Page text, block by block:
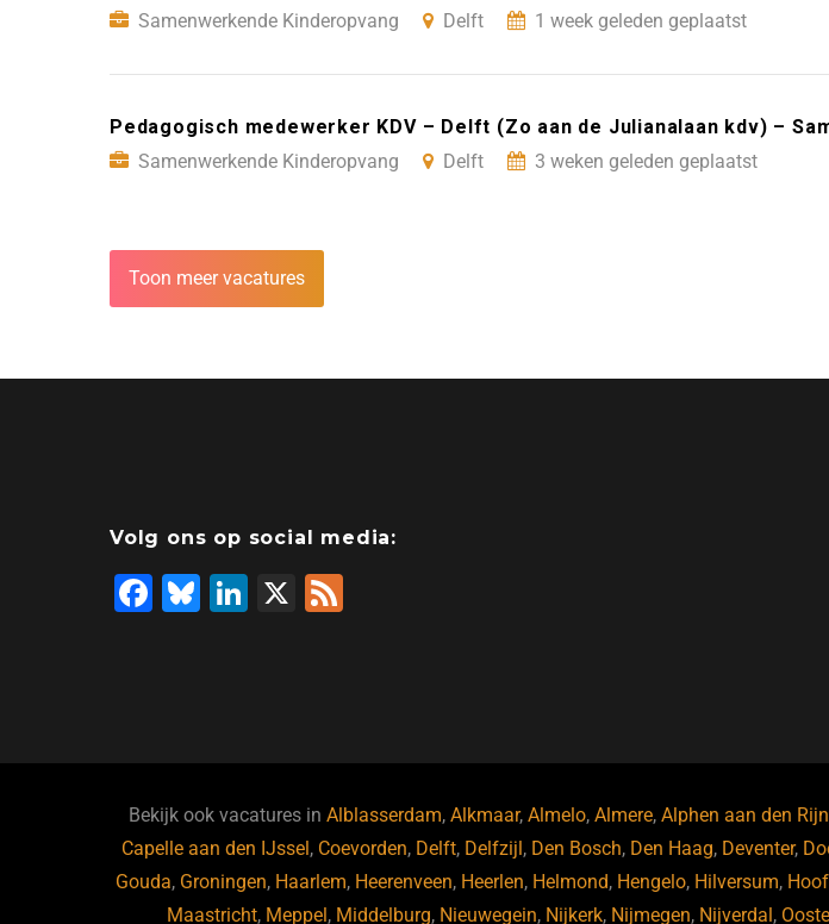
Samenwerkende Kinderopvang
Delft 1 week geleden geplaatst
Pedagogisch medewerker KDV – Delft (Zo aan de Julianalaan kdv) –
Samenwerkende Kinderopvang
Delft 3 weken geleden geplaatst
Toon meer vacatures
Volg ons op social media:
F
o
k
Bl
Li
X
Bekijk ook vacatures in Alblasserdam, Alkmaar, Almelo, Almere, Alphen aan den Rijn
Capelle aan den IJssel , Coevorden, Delft, Delfzijl , Den Bosch, Den Haag, Deventer,
Gouda, Groningen, Haarlem, Heerenveen, Heerlen, Helmond, Hengelo, Hilversum,
Maastricht, Meppel , Middelburg, Nieuwegein, Nijkerk, Nijmegen, Nijverdal ,